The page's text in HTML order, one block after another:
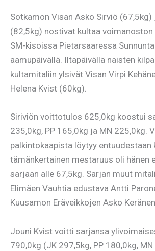
Sotkamon Visan Asko Sirviö
(82,5kg) nostivat kultaa voimanoston
SM-kisoissa Pietarsaaressa
aamupäivällä. Iltapäivällä naisten
kultamitaliin ylsivät Visan Virpi
Helena Kvist (60kg).
Siriviön voittotulos 625,0kg koostui
235,0kg, PP 165,0kg ja MN 225,0kg.
palkintokaapista löytyy entuudestaan
tämänkertainen mestaruus oli hänen
sarjaan alle 67,5kg. Sarjan muut
Elimäen Vauhtia edustava Antti
Kuusamon Eräveikkojen Asko
Jouni Kvist voitti sarjansa
790,0kg (JK 297,5kg, PP 180,0kg,